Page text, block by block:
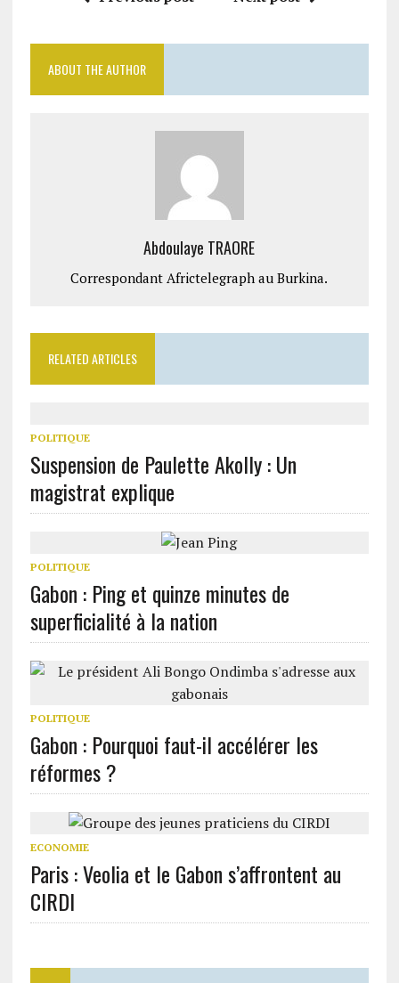
ABOUT THE AUTHOR
Abdoulaye TRAORE
Correspondant Africtelegraph au Burkina.
RELATED ARTICLES
POLITIQUE
Suspension de Paulette Akolly : Un
magistrat explique
POLITIQUE
Gabon : Ping et quinze minutes de
superficialité à la nation
POLITIQUE
Gabon : Pourquoi faut-il accélérer les
réformes ?
ECONOMIE
Paris : Veolia et le Gabon s’affrontent au
CIRDI